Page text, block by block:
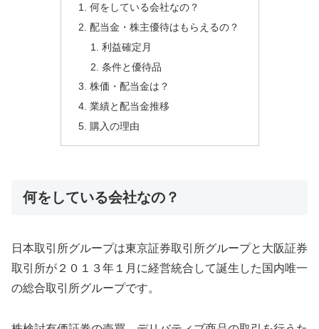
何をしている会社なの？
配当金・株主優待はもらえるの？
利益確定月
条件と優待品
株価・配当金は？
業績と配当金推移
購入の理由
何をしている会社なの？
日本取引所グループは東京証券取引所グループと大阪証券
取引所が２０１３年１月に経営統合して誕生した国内唯一
の総合取引所グループです。